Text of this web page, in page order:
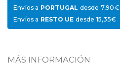
Envíos a PORTUGAL desde 7,90€
Envíos a RESTO UE desde 15,35€
MÁS INFORMACIÓN